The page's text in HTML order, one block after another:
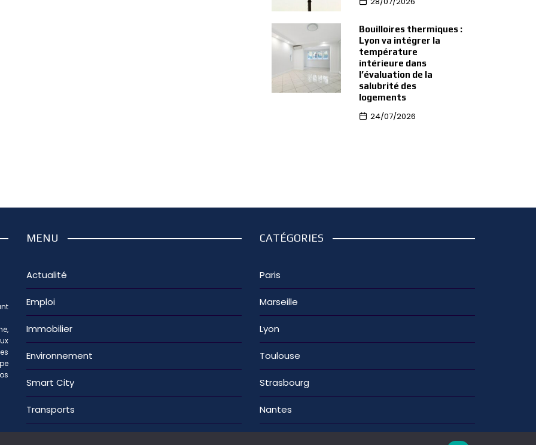
Bouilloires thermiques :
Lyon va intégrer la
température
intérieure dans
l’évaluation de la
salubrité des
logements
24/07/2026
MENU
Actualité
Emploi
Immobilier
Environnement
Smart City
Transports
CATÉGORIES
Paris
Marseille
Lyon
Toulouse
Strasbourg
Nantes